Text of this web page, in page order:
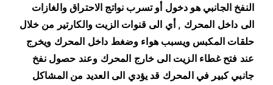
ز
ت
النفخ الجانبي هو دخول أو تسرب نواتج الاحتراق والغازات
الى داخل المحرك , أي الى قنوات الزيت والكارتير من خلال
حلقات المكبس ويسبب هواء وضغط داخل المحرك ويخرج
عند فتح غطاء الزيت الى خارج المحرك وعند حصول نفخ
جانبي كبير في المحرك قد يؤدي الى العديد من المشاكل